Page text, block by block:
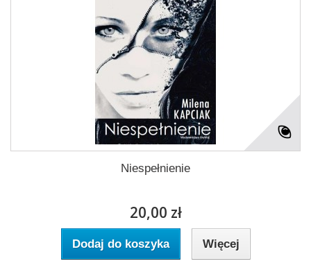
Niespełnienie
20,00 zł
Dodaj do koszyka Więcej